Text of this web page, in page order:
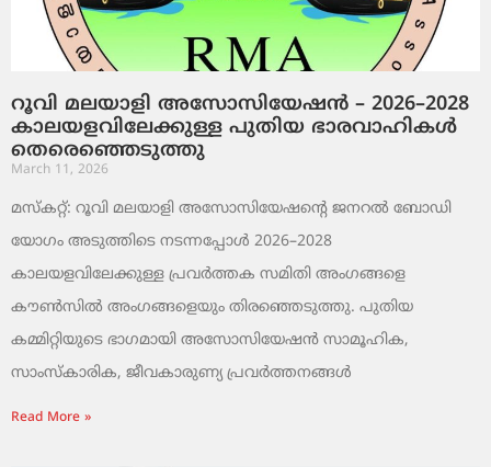
റൂവി മലയാളി അസോസിയേഷൻ – 2026–2028
കാലയളവിലേക്കുള്ള പുതിയ ഭാരവാഹികൾ
തെരെഞ്ഞെടുത്തു
March 11, 2026
മസ്കറ്റ്: റൂവി മലയാളി അസോസിയേഷന്റെ ജനറൽ ബോഡി
യോഗം അടുത്തിടെ നടന്നപ്പോൾ 2026–2028
കാലയളവിലേക്കുള്ള പ്രവർത്തക സമിതി അംഗങ്ങളെ
കൗൺസിൽ അംഗങ്ങളെയും തിരഞ്ഞെടുത്തു. പുതിയ
കമ്മിറ്റിയുടെ ഭാഗമായി അസോസിയേഷൻ സാമൂഹിക,
സാംസ്‌കാരിക, ജീവകാരുണ്യ പ്രവർത്തനങ്ങൾ
Read More »